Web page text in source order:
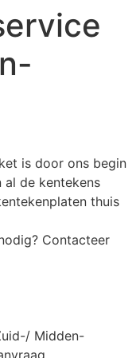
is door ons begin
al de kentekens
thuis
Contacteer
Midden-